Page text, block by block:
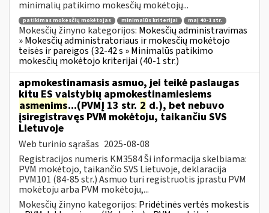
minimalių patikimo mokesčių mokėtojų...
patikimas mokesčių mokėtojas minimalūs kriterijai maį 40-1 str.
Mokesčių žinyno kategorijos: Mokesčių administravimas
» Mokesčių administratoriaus ir mokesčių mokėtojo
teisės ir pareigos (32-42 s » Minimalūs patikimo
mokesčių mokėtojo kriterijai (40-1 str.)
apmokestinamasis asmuo, jei teikė paslaugas
kitų ES valstybių apmokestinamiesiems
asmenims...(PVMĮ 13 str. 2 d.), bet nebuvo
įsiregistravęs PVM mokėtoju, taikančiu SVS
Lietuvoje
Web turinio sąrašas 2025-08-08
Registracijos numeris KM3584 Ši informacija skelbiama:
PVM mokėtojo, taikančio SVS Lietuvoje, deklaracija
PVM101 (84-85 str.) Asmuo turi registruotis įprastu PVM
mokėtoju arba PVM mokėtoju,...
Mokesčių žinyno kategorijos: Pridėtinės vertės mokestis